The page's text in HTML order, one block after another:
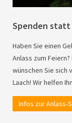
Spenden statt
Haben Sie einen
Anlass zum
wünschen Sie sich
Laach! Wir helfen
Infos zur Anlass-